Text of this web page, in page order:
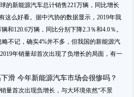
的新能源汽车总计销售221万辆，同比增长
这么好看。据中汽协的数据显示，2019年我
和120.6万辆，同比分别下降2.3％和4.0％。
不记，确实4%并不多，但我国的新能源汽
年销量却首次出现了负增长的局面，有一
量首次出现负增长，与大环境依然“不景